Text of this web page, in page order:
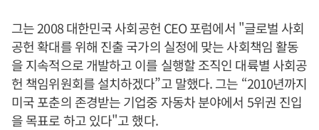
그는 2008 대한민국 사회공헌 CEO 포럼에서 "글로벌 사회
공헌 확대를 위해 진출 국가의 실정에 맞는 사회책임 활동
을 지속적으로 개발하고 이를 실행할 조직인 대륙별 사회공
헌 책임위원회를 설치하겠다”고 말했다. 그는 “2010년까지
미국 포춘의 존경받는 기업중 자동차 분야에서 5위권 진입
을 목표로 하고 있다"고 했다.